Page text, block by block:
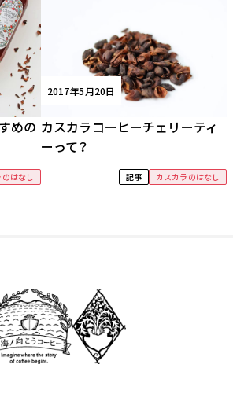
めの
はなし
カスカラコーヒーチェリーティ
ーって？
2017年5月20日
記事 カスカラのはなし